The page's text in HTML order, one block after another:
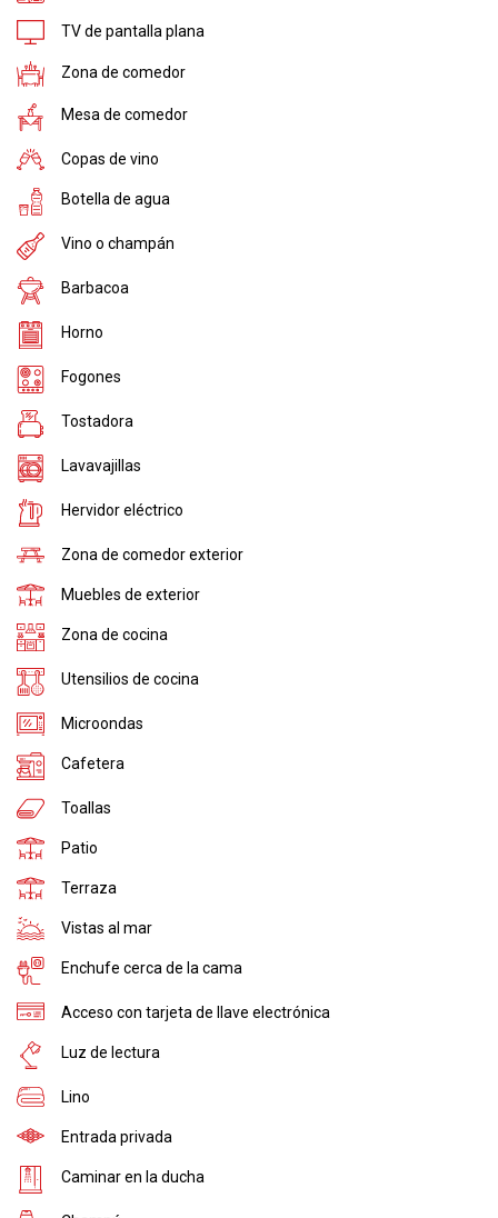
TV de pantalla plana
Zona de comedor
Mesa de comedor
Copas de vino
Botella de agua
Vino o champán
Barbacoa
Horno
Fogones
Tostadora
Lavavajillas
Hervidor eléctrico
Zona de comedor exterior
Muebles de exterior
Zona de cocina
Utensilios de cocina
Microondas
Cafetera
Toallas
Patio
Terraza
Vistas al mar
Enchufe cerca de la cama
Acceso con tarjeta de llave electrónica
Luz de lectura
Lino
Entrada privada
Caminar en la ducha